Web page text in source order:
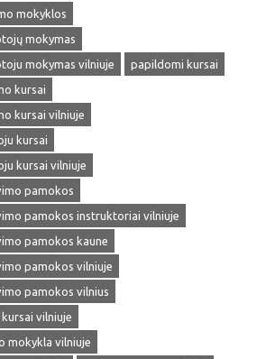
mokyklos
mokymas
mokymas vilniuje
papildomi kursai
kursai
kursai vilniuje
kursai
kursai vilniuje
pamokos
pamokos instruktoriai vilniuje
pamokos kaune
pamokos vilniuje
pamokos vilnius
vilniuje
mokykla vilniuje